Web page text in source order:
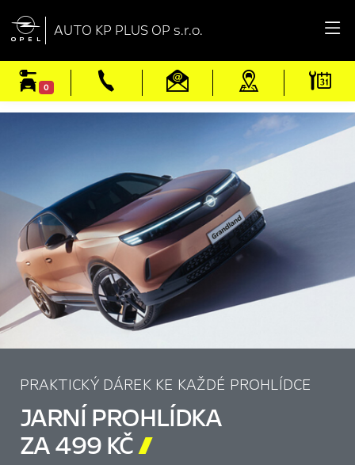
 AUTO KP PLUS OP s.r.o.
0
PRAKTICKÝ DÁREK KE KAŽDÉ PROHLÍDCE
JARNÍ PROHLÍDKA
ZA 499 KČ